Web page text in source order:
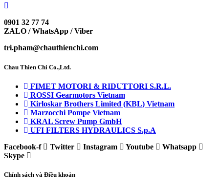
0901 32 77 74
ZALO / WhatsApp / Viber
tri.pham@chauthienchi.com
Chau Thien Chi Co.,Ltd.
FIMET MOTORI & RIDUTTORI S.R.L.
ROSSI Gearmotors Vietnam
Kirloskar Brothers Limited (KBL) Vietnam
Marzocchi Pompe Vietnam
KRAL Screw Pump GmbH
UFI FILTERS HYDRAULICS S.p.A
Facebook-f
Twitter Instagram Youtube
Whatsapp
Skype
Chính sách và Điều khoản